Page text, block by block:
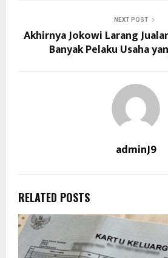
NEXT POST
Akhirnya Jokowi Larang
Banyak Pelaku Usaha
adminJ9
RELATED POSTS